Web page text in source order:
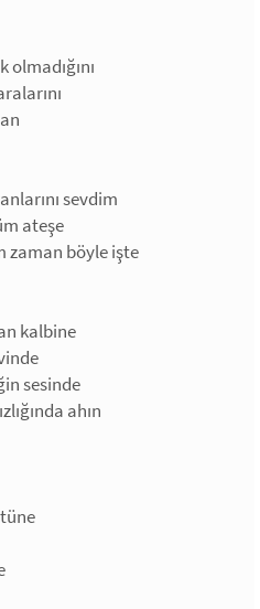
olmadığını
sevdim
ateşe
zaman böyle işte
kalbine
sesinde
ahın